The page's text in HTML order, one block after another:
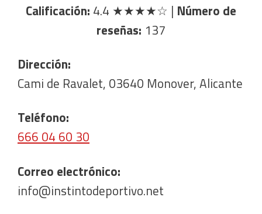
Calificación: 4.4 ★★★★☆ | Número de
reseñas: 137
Dirección:
Cami de Ravalet, 03640 Monover, Alicante
Teléfono:
666 04 60 30
Correo electrónico:
info@instintodeportivo.net